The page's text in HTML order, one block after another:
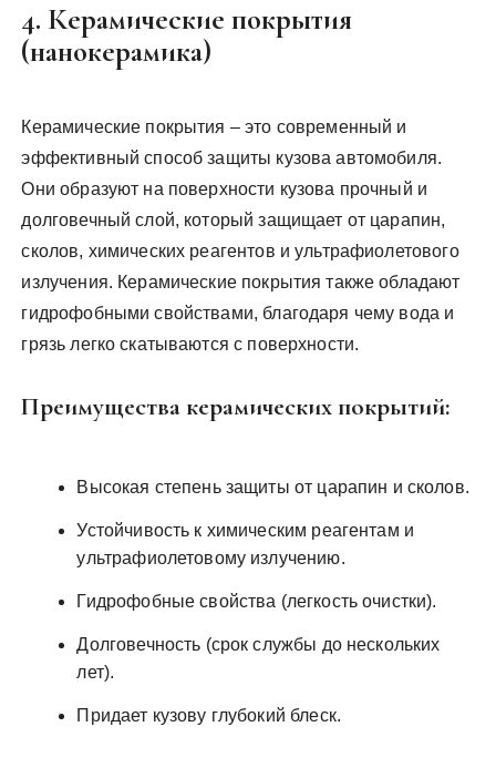
4. Керамические покрытия
(нанокерамика)
Керамические покрытия – это современный и
эффективный способ защиты кузова автомобиля.
Они образуют на поверхности кузова прочный и
долговечный слой, который защищает от царапин,
сколов, химических реагентов и ультрафиолетового
излучения. Керамические покрытия также обладают
гидрофобными свойствами, благодаря чему вода и
грязь легко скатываются с поверхности.
Преимущества керамических покрытий:
Высокая степень защиты от царапин и сколов.
Устойчивость к химическим реагентам и
ультрафиолетовому излучению.
Гидрофобные свойства (легкость очистки).
Долговечность (срок службы до нескольких
лет).
Придает кузову глубокий блеск.